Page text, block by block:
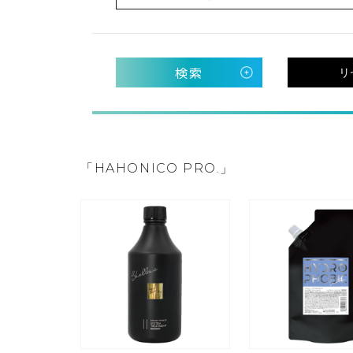
検索
「HAHONICO PRO.」